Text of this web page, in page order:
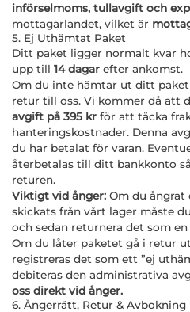
införselmoms, tullavgift och
mottagarlandet, vilket är
5. Ej Uthämtat Paket
Ditt paket ligger normalt kvar
upp till 14 dagar efter ankomst.
Om du inte hämtar ut ditt
retur till oss. Vi kommer då att
avgift på 395 kr för att täcka
hanteringskostnader. Denna
du har betalat för varan.
återbetalas till ditt bankkonto
returen.
Viktigt vid ånger: Om du
skickats från vårt lager måste
och sedan returnera det som
Om du låter paketet gå i retur
registreras det som ett ”ej
debiteras den administrativa
oss direkt vid ånger.
6. Ångerrätt, Retur & Avbokning